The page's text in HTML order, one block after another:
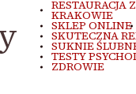
RESTAURACJA
KRAKOWIE
SKLEP ONLINE
SKUTECZNA
SUKNIE
TESTY
ZDROWIE